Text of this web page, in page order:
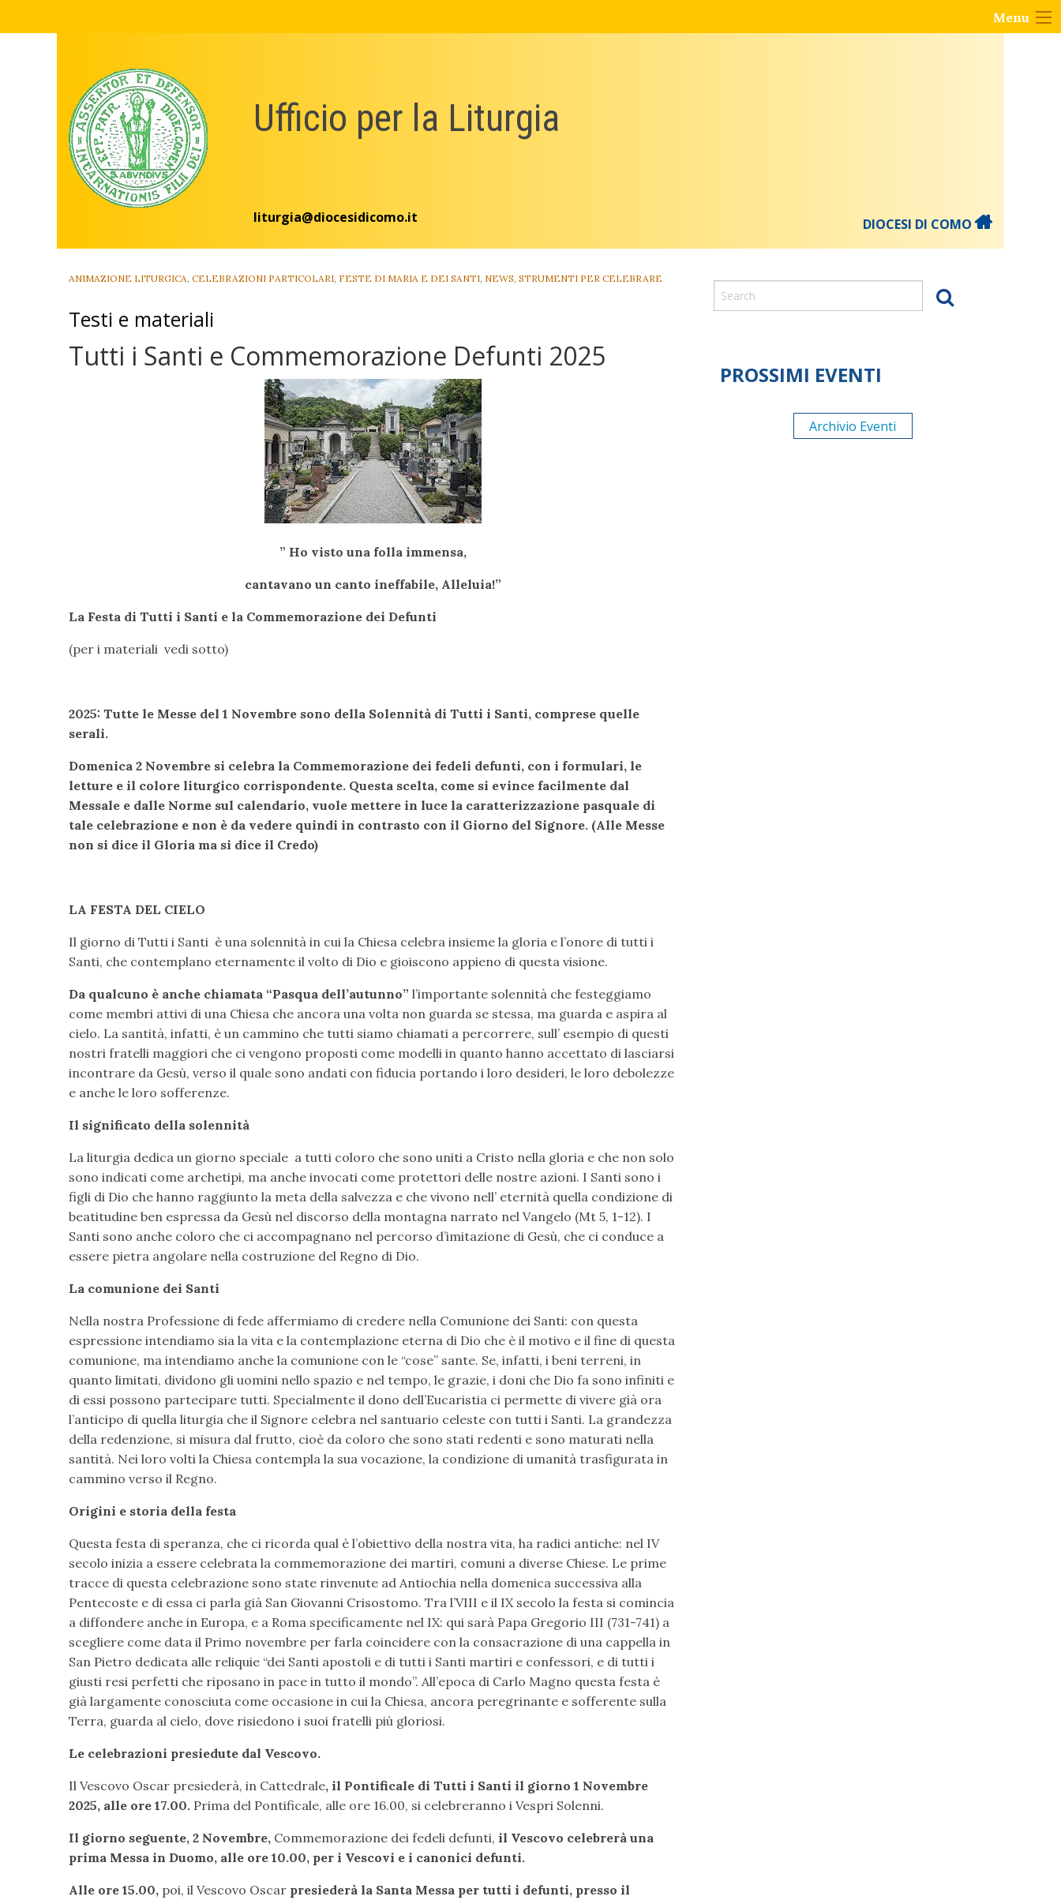
Menu
Ufficio per la Liturgia
liturgia@diocesidicomo.it DIOCESI DI COMO
ANIMAZIONE LITURGICA CELEBRAZIONI PARTICOLARI FESTE DI MARIA E DEI SANTI NEWS STRUMENTI PER CELEBRARE
Testi e materiali
Tutti i Santi e Commemorazione Defunti 2025
” Ho visto una folla immensa,
cantavano un canto ineffabile, Alleluia!”
La Festa di Tutti i Santi e la Commemorazione dei Defunti
(per i materiali vedi sotto)
2025: Tutte le Messe del 1 Novembre sono della Solennità di Tutti i Santi, comprese quelle
serali.
Domenica 2 Novembre si celebra la Commemorazione dei fedeli defunti, con i formulari, le
letture e il colore liturgico corrispondente. Questa scelta, come si evince facilmente dal
Messale e dalle Norme sul calendario, vuole mettere in luce la caratterizzazione pasquale di
tale celebrazione e non è da vedere quindi in contrasto con il Giorno del Signore. (Alle Messe
non si dice il Gloria ma si dice il Credo)
LA FESTA DEL CIELO
Il giorno di Tutti i Santi è una solennità in cui la Chiesa celebra insieme la gloria e l’onore di tutti i
Santi, che contemplano eternamente il volto di Dio e gioiscono appieno di questa visione.
Da qualcuno è anche chiamata “Pasqua dell’autunno” l’importante solennità che festeggiamo
come membri attivi di una Chiesa che ancora una volta non guarda se stessa, ma guarda e aspira al
cielo. La santità, infatti, è un cammino che tutti siamo chiamati a percorrere, sull’ esempio di questi
nostri fratelli maggiori che ci vengono proposti come modelli in quanto hanno accettato di lasciarsi
incontrare da Gesù, verso il quale sono andati con fiducia portando i loro desideri, le loro debolezze
e anche le loro sofferenze.
Il significato della solennità
La liturgia dedica un giorno speciale a tutti coloro che sono uniti a Cristo nella gloria e che non solo
sono indicati come archetipi, ma anche invocati come protettori delle nostre azioni. I Santi sono i
figli di Dio che hanno raggiunto la meta della salvezza e che vivono nell’ eternità quella condizione di
beatitudine ben espressa da Gesù nel discorso della montagna narrato nel Vangelo (Mt 5, 1-12). I
Santi sono anche coloro che ci accompagnano nel percorso d’imitazione di Gesù, che ci conduce a
essere pietra angolare nella costruzione del Regno di Dio.
La comunione dei Santi
Nella nostra Professione di fede affermiamo di credere nella Comunione dei Santi: con questa
espressione intendiamo sia la vita e la contemplazione eterna di Dio che è il motivo e il fine di questa
comunione, ma intendiamo anche la comunione con le “cose” sante. Se, infatti, i beni terreni, in
quanto limitati, dividono gli uomini nello spazio e nel tempo, le grazie, i doni che Dio fa sono infiniti e
di essi possono partecipare tutti. Specialmente il dono dell’Eucaristia ci permette di vivere già ora
l’anticipo di quella liturgia che il Signore celebra nel santuario celeste con tutti i Santi. La grandezza
della redenzione, si misura dal frutto, cioè da coloro che sono stati redenti e sono maturati nella
santità. Nei loro volti la Chiesa contempla la sua vocazione, la condizione di umanità trasfigurata in
cammino verso il Regno.
Origini e storia della festa
Questa festa di speranza, che ci ricorda qual è l’obiettivo della nostra vita, ha radici antiche: nel IV
secolo inizia a essere celebrata la commemorazione dei martiri, comuni a diverse Chiese. Le prime
tracce di questa celebrazione sono state rinvenute ad Antiochia nella domenica successiva alla
Pentecoste e di essa ci parla già San Giovanni Crisostomo. Tra l’VIII e il IX secolo la festa si comincia
a diffondere anche in Europa, e a Roma specificamente nel IX: qui sarà Papa Gregorio III (731-741) a
scegliere come data il Primo novembre per farla coincidere con la consacrazione di una cappella in
San Pietro dedicata alle reliquie “dei Santi apostoli e di tutti i Santi martiri e confessori, e di tutti i
giusti resi perfetti che riposano in pace in tutto il mondo”. All’epoca di Carlo Magno questa festa è
già largamente conosciuta come occasione in cui la Chiesa, ancora peregrinante e sofferente sulla
Terra, guarda al cielo, dove risiedono i suoi fratelli più gloriosi.
Le celebrazioni presiedute dal Vescovo.
Il Vescovo Oscar presiederà, in Cattedrale, il Pontificale di Tutti i Santi il giorno 1 Novembre
2025, alle ore 17.00. Prima del Pontificale, alle ore 16.00, si celebreranno i Vespri Solenni.
Il giorno seguente, 2 Novembre, Commemorazione dei fedeli defunti, il Vescovo celebrerà una
prima Messa in Duomo, alle ore 10.00, per i Vescovi e i canonici defunti.
Alle ore 15.00, poi, il Vescovo Oscar presiederà la Santa Messa per tutti i defunti, presso il
PROSSIMI EVENTI
Archivio Eventi